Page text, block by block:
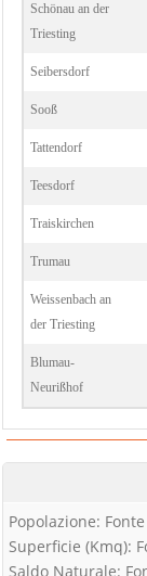
Schönau an der
Triesting
Seibersdorf
Sooß
Tattendorf
Teesdorf
Traiskirchen
Trumau
Weissenbach an
der Triesting
Blumau-
Neurißhof
Popolazione:
Superficie (Kmq):
Saldo Naturale: